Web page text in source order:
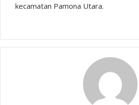
kecamatan Pamona Utara.